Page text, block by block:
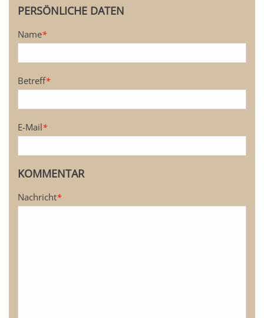
PERSÖNLICHE DATEN
Name*
Betreff*
E-Mail*
KOMMENTAR
Nachricht*